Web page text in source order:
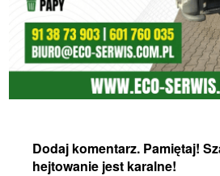
Dodaj komentarz. Pamiętaj!
hejtowanie jest karalne!